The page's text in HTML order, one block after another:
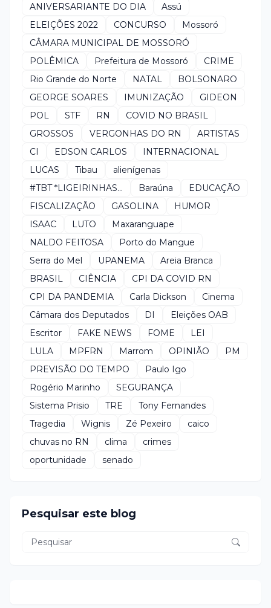
ANIVERSARIANTE DO DIA
Assú
ELEIÇÕES 2022
CONCURSO
Mossoró
CÂMARA MUNICIPAL DE MOSSORÓ
POLÊMICA
Prefeitura de Mossoró
CRIME
Rio Grande do Norte
NATAL
BOLSONARO
GEORGE SOARES
IMUNIZAÇÃO
GIDEON
POL
STF RN
COVID NO BRASIL
GROSSOS
VERGONHAS DO RN
ARTISTAS
CI
EDSON CARLOS
INTERNACIONAL
LUCAS
Tibau
alienígenas
#TBT *LIGEIRINHAS...
Baraúna
EDUCAÇÃO
FISCALIZAÇÃO
GASOLINA
HUMOR
ISAAC
LUTO
Maxaranguape
NALDO FEITOSA
Porto do Mangue
Serra do Mel
UPANEMA
Areia Branca
BRASIL
CIÊNCIA
CPI DA COVID RN
CPI DA PANDEMIA
Carla Dickson
Cinema
Câmara dos Deputados
DI
Eleições OAB
Escritor
FAKE NEWS FOME
LEI
LULA
MPFRN Marrom OPINIÃO
PM
PREVISÃO DO TEMPO
Paulo Igo
Rogério Marinho
SEGURANÇA
Sistema Prisio
TRE
Tony Fernandes
Tragedia
Wignis Zé Pexeiro
caico
chuvas no RN
clima
crimes
oportunidade
senado
Pesquisar este blog